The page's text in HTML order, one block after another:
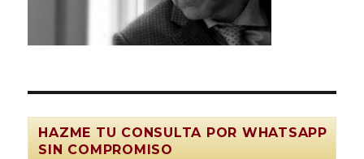
HAZME TU CONSULTA POR WHATSAPP
SIN COMPROMISO